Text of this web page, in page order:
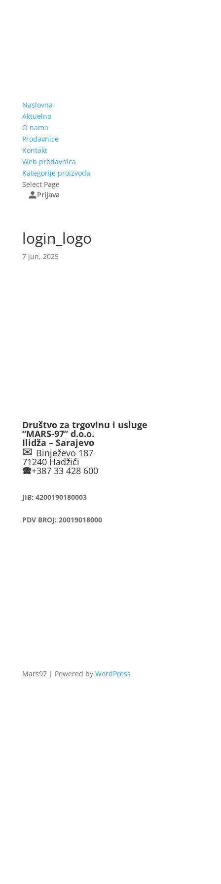
Naslovna
Aktuelno
O nama
Prodavnice
Kontakt
Web prodavnica
Kategorije proizvoda
Select Page
Prijava
login_logo
7 jun, 2025
Društvo za trgovinu i usluge
“MARS-97” d.o.o.
Ilidža – Sarajevo
✉Binježevo 187
71240 Hadžići
🕿+387 33 428 600
JIB: 4200190180003
PDV BROJ: 20019018000
Mars97 | Powered by WordPress